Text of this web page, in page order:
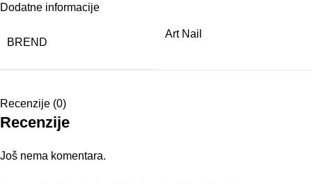
Dodatne informacije
BREND
Art Nail
Recenzije (0)
Recenzije
Još nema komentara.